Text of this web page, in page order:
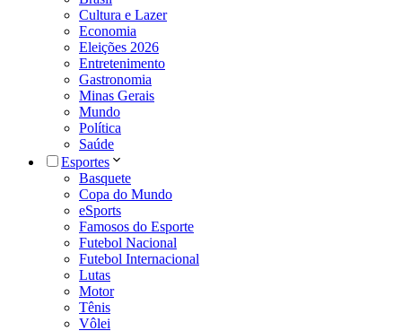
Cultura e Lazer
Economia
Eleições 2026
Entretenimento
Gastronomia
Minas Gerais
Mundo
Política
Saúde
Esportes
Basquete
Copa do Mundo
eSports
Famosos do Esporte
Futebol Nacional
Futebol Internacional
Lutas
Motor
Tênis
Vôlei